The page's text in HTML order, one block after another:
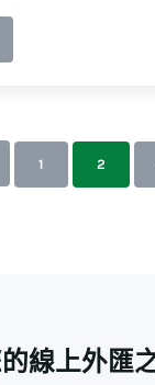
到海外帳戶？
前往指定頁數
1 前往指定
2
線上外匯